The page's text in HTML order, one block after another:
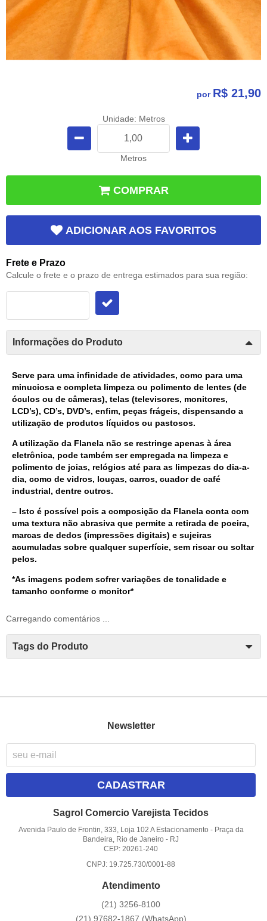
por R$ 21,90
Unidade: Metros
Metros
COMPRAR
ADICIONAR AOS FAVORITOS
Frete e Prazo
Calcule o frete e o prazo de entrega estimados para sua região:
Informações do Produto
Serve para uma infinidade de atividades, como para uma
minuciosa e completa limpeza ou polimento de lentes (de
óculos ou de câmeras), telas (televisores, monitores,
LCD’s), CD’s, DVD’s, enfim, peças frágeis, dispensando a
utilização de produtos líquidos ou pastosos.
A utilização da Flanela não se restringe apenas à área
eletrônica, pode também ser empregada na limpeza e
polimento de joias, relógios até para as limpezas do dia-a-
dia, como de vidros, louças, carros, cuador de café
industrial, dentre outros.
– Isto é possível pois a composição da Flanela conta com
uma textura não abrasiva que permite a retirada de poeira,
marcas de dedos (impressões digitais) e sujeiras
acumuladas sobre qualquer superfície, sem riscar ou soltar
pelos.
*As imagens podem sofrer variações de tonalidade e
tamanho conforme o monitor*
Carregando comentários ...
Tags do Produto
Newsletter
CADASTRAR
Sagrol Comercio Varejista Tecidos
Avenida Paulo de Frontin, 333, Loja 102 A Estacionamento - Praça da
Bandeira, Rio de Janeiro - RJ
CEP: 20261-240
CNPJ: 19.725.730/0001-88
Atendimento
(21) 3256-8100
(21) 97682-1867 (WhatsApp)